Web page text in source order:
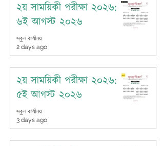
২য় সাময়িকী পরীক্ষা ২০২৬:
৬ই আগস্ট ২০২৬
স্কুল কার্যালয়
2 days ago
২য় সাময়িকী পরীক্ষা ২০২৬:
৫ই আগস্ট ২০২৬
স্কুল কার্যালয়
3 days ago